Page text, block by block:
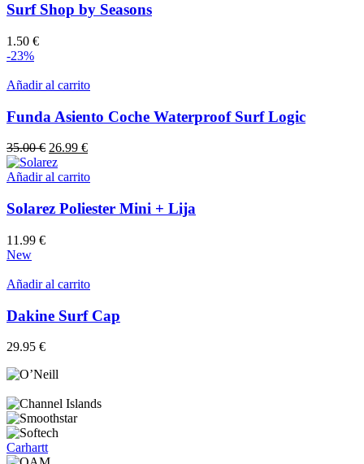
en
Surf Shop by Seasons
1.50 €
-23%
Añadir al carrito
Funda Asiento Coche Waterproof Surf Logic
35.00€ El
precio
original
35.00 €.
26.99 €El
actual
26.99 €.
Añadir al carrito
Solarez Poliester Mini + Lija
11.99 €
New
Añadir al carrito
Dakine Surf Cap
29.95 €
Carhartt